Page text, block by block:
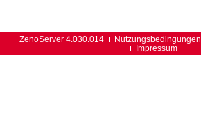
ZenoServer 4.030.014 Nutzungsbedingungen
Impressum